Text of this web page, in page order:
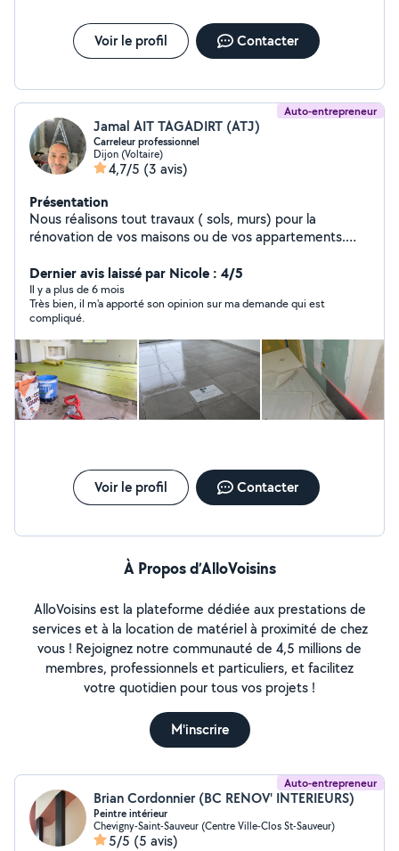
Voir le profil Contacter
Auto-entrepreneur
Jamal AIT TAGADIRT (ATJ)
Carreleur professionnel
Dijon (Voltaire)
4,7/5 (3 avis)
Présentation
Nous réalisons tout travaux ( sols, murs) pour la
rénovation de vos maisons ou de vos appartements.
Dernier avis laissé par Nicole : 4/5
Il y a plus de 6 mois
Très bien, il m'a apporté son opinion sur ma demande qui est
compliqué.
Voir le profil Contacter
À Propos d’AlloVoisins
AlloVoisins est la plateforme dédiée aux prestations de
services et à la location de matériel à proximité de chez
vous ! Rejoignez notre communauté de 4,5 millions de
membres, professionnels et particuliers, et facilitez
votre quotidien pour tous vos projets !
M'inscrire
Auto-entrepreneur
Brian Cordonnier (BC RENOV' INTERIEURS)
Peintre intérieur
Chevigny-Saint-Sauveur (Centre Ville-Clos St-Sauveur)
5/5 (5 avis)